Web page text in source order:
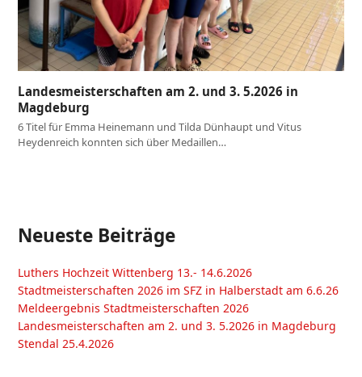
Landesmeisterschaften am 2. und 3. 5.2026 in
Magdeburg
6 Titel für Emma Heinemann und Tilda Dünhaupt und Vitus
Heydenreich konnten sich über Medaillen…
Neueste Beiträge
Luthers Hochzeit Wittenberg 13.- 14.6.2026
Stadtmeisterschaften 2026 im SFZ in Halberstadt am 6.6.26
Meldeergebnis Stadtmeisterschaften 2026
Landesmeisterschaften am 2. und 3. 5.2026 in Magdeburg
Stendal 25.4.2026